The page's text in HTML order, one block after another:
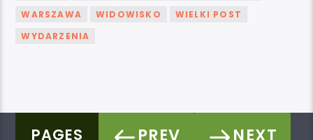
WARSZAWA
WIDOWISKO
WIELKI POST
WYDARZENIA
PAGES PREV NEXT